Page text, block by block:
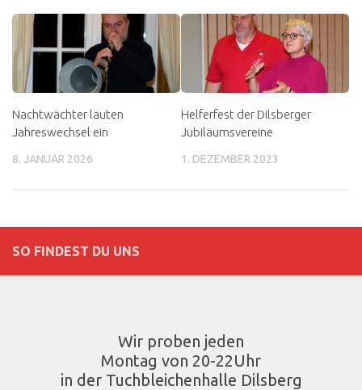
Nachtwächter läuten
Jahreswechsel ein
8. JANUAR 2026
Helferfest der Dilsberger
Jubiläumsvereine
1. DEZEMBER 2023
SO FINDEST DU UNS
Wir proben jeden
Montag von 20-22Uhr
in der Tuchbleichenhalle Dilsberg